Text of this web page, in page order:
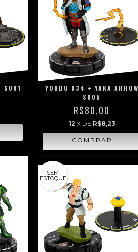
S001
YONDU 034 + YAKA ARROW
S005
R$80,00
12 X DE R$8,23
SEM
ESTOQUE